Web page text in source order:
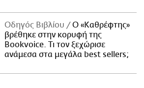
Οδηγός Βιβλίου
Ο «Καθρέφτης»
βρέθηκε στην κορυφή της
Bookvoice. Τι τον ξεχώρισε
ανάμεσα στα μεγάλα best sellers;